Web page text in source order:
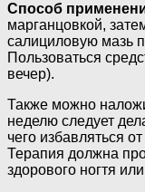
Способ
марганцовкой,
салициловую мазь
Пользоваться
вечер).
Также можно
неделю следует
чего избавляться
Терапия должна
здорового ногтя